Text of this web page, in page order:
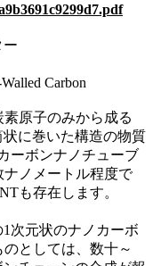
ー
Carbon
原子のみから成る
に巻いた構造の物質
ーボンナノチューブ
ナノメートル程度で
も存在します。
次元状のナノカーボ
としては、数十～